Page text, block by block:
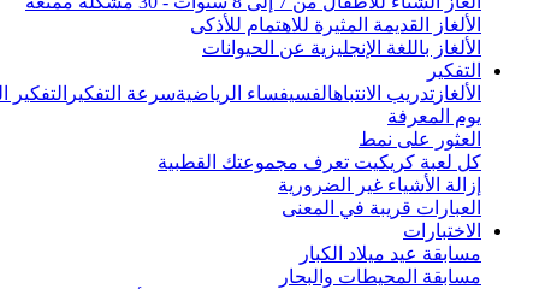
الألغاز القديمة المثيرة للاهتمام للأذكى
الألغاز باللغة الإنجليزية عن الحيوانات
التفكير
الألغاز تدريب الانتباهالفسيفساء الرياضيةسرعة التفكير
يوم المعرفة
العثور على نمط
كل لعبة كريكيت تعرف مجموعتك القطبية
إزالة الأشياء غير الضرورية
العبارات قريبة في المعنى
الاختبارات
مسابقة عيد ميلاد الكبار
مسابقة المحيطات والبحار